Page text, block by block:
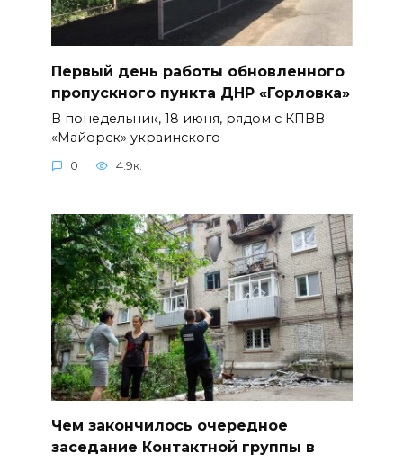
Первый день работы обновленного
пропускного пункта ДНР «Горловка»
В понедельник, 18 июня, рядом с КПВВ
«Майорск» украинского
0 4.9к.
Чем закончилось очередное
заседание Контактной группы в